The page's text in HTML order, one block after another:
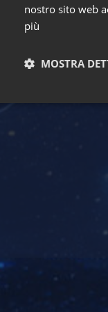
nostro sito web
più
MOSTRA
PHPSESSID